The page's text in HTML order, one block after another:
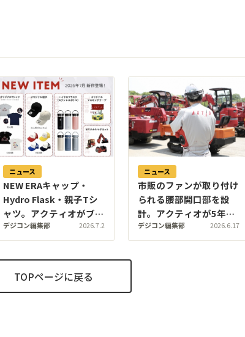
ニュース
NEW ERAキャップ・
Hydro Flask・親子Tシ
ャツ。アクティオがブラ
ンドショップに建機モチ
ーフのライフスタイルグ
デジコン編集部 2026.7.2
ニュース
市販のファンが取り付け
られる腰部開口部を設
計。アクティオが5年ぶ
りに夏用つなぎを「ファ
ン付つなぎ」にリニュー
デジコン編集部 2026.6.17
TOPページに戻る